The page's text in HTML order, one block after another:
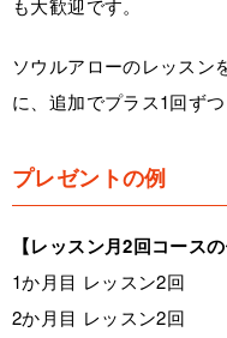
ソウルアローのレッスン
に、追加でプラス1回ず
プレゼントの例
【レッスン月2回コースの
1か月目 レッスン2回
2か月目 レッスン2回